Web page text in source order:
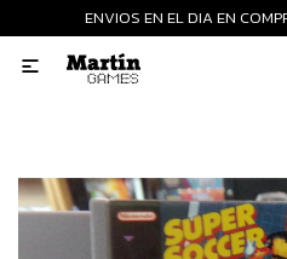
ENVIOS EN EL DIA EN

Consolas nuevas